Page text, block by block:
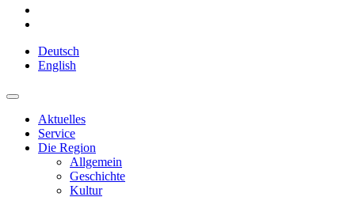
Deutsch
English
Aktuelles
Service
Die Region
Allgemein
Geschichte
Kultur